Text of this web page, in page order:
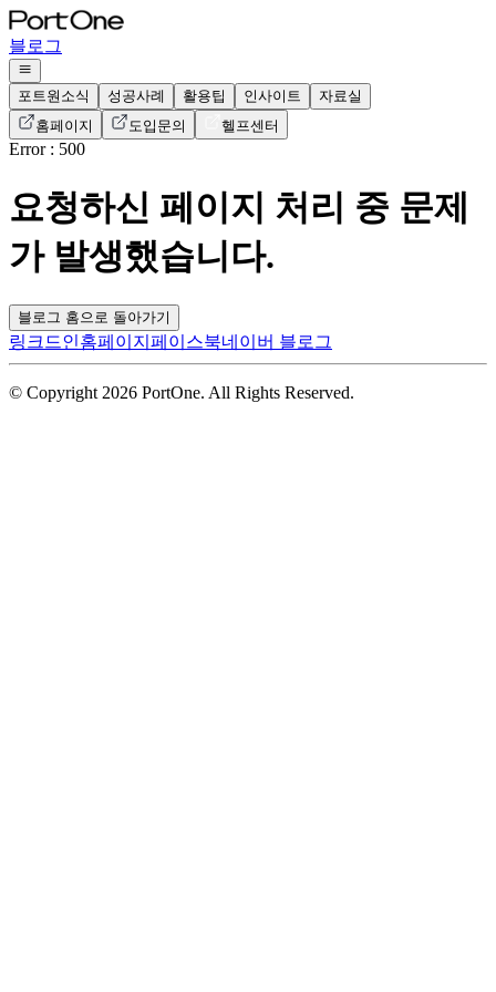
블로그
포트원소식 성공사례 활용팁 인사이트
자료실
홈페이지
도입문의 헬프센터
Error : 500
요청하신 페이지 처리 중 문제
가 발생했습니다.
블로그 홈으로 돌아가기
링크드인홈페이지 페이스북네이버 블로그
© Copyright 2026 PortOne. All Rights Reserved.